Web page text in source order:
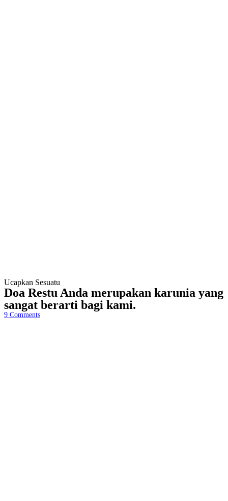
Ucapkan Sesuatu
Doa Restu Anda merupakan karunia yang
sangat berarti bagi kami.
9 Comments